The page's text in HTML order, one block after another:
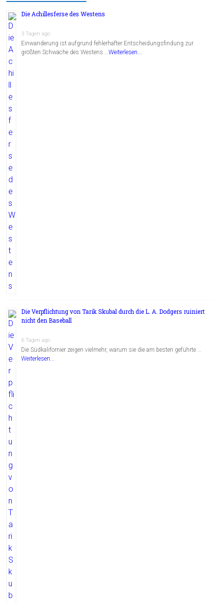
Die Achillesferse des Westens
3 Tagen ago
Einwanderung ist aufgrund fehlerhafter Entscheidungsfindung zur
größten Schwäche des Westens …Weiterlesen...
Die Verpflichtung von Tarik Skubal durch die L. A. Dodgers ruiniert
nicht den Baseball
6 Tagen ago
Die Südkalifornier zeigen vielmehr, warum sie die am besten geführte …
Weiterlesen...